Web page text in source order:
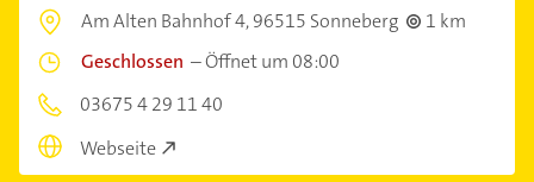
Am Alten Bahnhof 4,96515 Sonneberg
1 km
Geschlossen –Öffnet um 08:00
03675 4 29 11 40
Webseite